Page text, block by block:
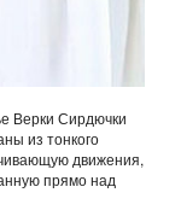
Верки Сирдючки
из тонкого
движения,
прямо над